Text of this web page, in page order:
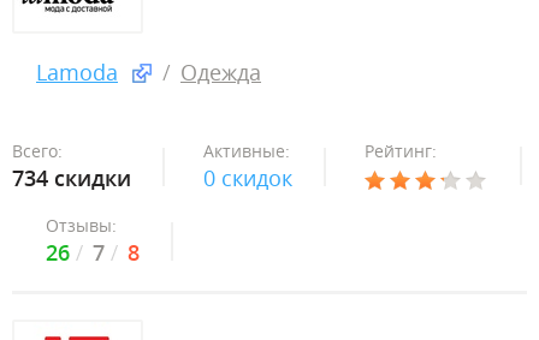
Lamoda Одежда
Всего:
734 скидки
Активные:
0 скидок
Рейтинг:
Отзывы:
26 7 8